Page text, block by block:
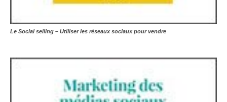
Le Social selling – Utiliser les réseaux sociaux pour vendre